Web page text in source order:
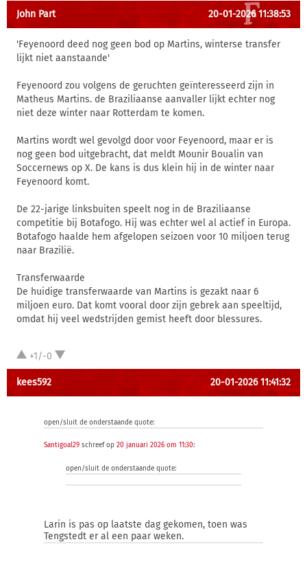
John Part 20-01-2026 11:38:53
'Feyenoord deed nog geen bod op Martins, winterse transfer
lijkt niet aanstaande'
Feyenoord zou volgens de geruchten geïnteresseerd zijn in
Matheus Martins. de Braziliaanse aanvaller lijkt echter nog
niet deze winter naar Rotterdam te komen.
Martins wordt wel gevolgd door voor Feyenoord, maar er is
nog geen bod uitgebracht, dat meldt Mounir Boualin van
Soccernews op X. De kans is dus klein hij in de winter naar
Feyenoord komt.
De 22-jarige linksbuiten speelt nog in de Braziliaanse
competitie bij Botafogo. Hij was echter wel al actief in Europa.
Botafogo haalde hem afgelopen seizoen voor 10 miljoen terug
naar Brazilië.
Transferwaarde
De huidige transferwaarde van Martins is gezakt naar 6
miljoen euro. Dat komt vooral door zijn gebrek aan speeltijd,
omdat hij veel wedstrijden gemist heeft door blessures.
+1/-0
kees592 20-01-2026 11:41:32
open/sluit de onderstaande quote:
Santigoal29 schreef op 20 januari 2026 om 11:30:
open/sluit de onderstaande quote:
Larin is pas op laatste dag gekomen, toen was
Tengstedt er al een paar weken.